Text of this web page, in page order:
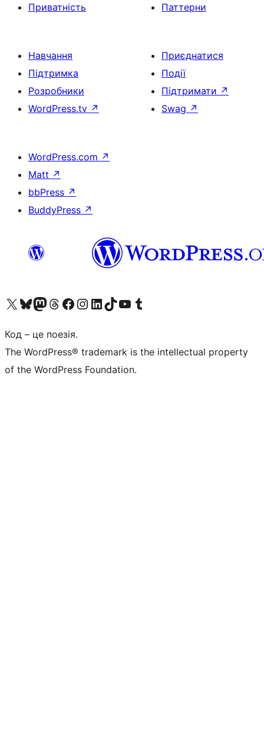
Приватність Паттерни
Навчання
Підтримка
Розробники
WordPress.tv ↗
Приєднатися
Події
Підтримати ↗
Swag ↗
WordPress.com ↗
Matt ↗
bbPress ↗
BuddyPress ↗
Visit our X (formerly Twitter) account
Visit our Bluesky account
Завітайте до нашої стрічки в Mastodon
Visit our Threads account
Завітайте на нашу сторінку в Facebook
Visit our Instagram account
Visit our LinkedIn account
Visit our TikTok account
Visit our YouTube channel
Visit our Tumblr account
Код – це поезія.
The WordPress® trademark is the intellectual property
of the WordPress Foundation.